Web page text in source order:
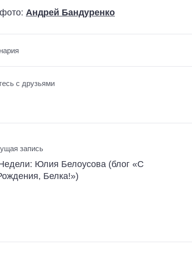
Андрей Бандуренко
с друзьями
запись
Юлия Белоусова (блог «С
Белка!»)